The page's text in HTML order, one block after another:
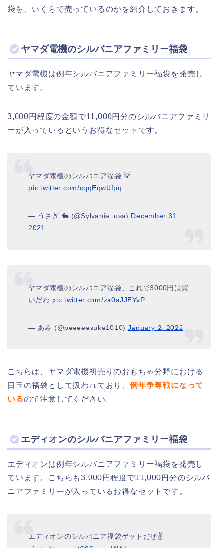
袋を、いくらで売っているのかを紹介しておきます。
ヤマダ電機のシルバニアファミリー福袋
ヤマダ電機は例年シルバニアファミリー福袋を発売し
ています。
3,000円程度の金額で11,000円分のシルバニアファミリ
ーが入っているというお得なセットです。
ヤマダ電機のシルバニア福袋 💡
pic.twitter.com/cqqEqwUfpq
— うさぎ 🐇 (@Sylvania_usa) December 31,
2021
ヤマダ電機のシルバニア福袋、これで3000円は買
いだわ pic.twitter.com/za0aJJEYvP
— あみ (@peeeeesuke1010) January 2, 2022
こちらは、ヤマダ電機初売りのおもちゃ分野における
目玉の福袋として扱われており、 例年争奪戦になって
いるので注意してください。
エディオンのシルバニアファミリー福袋
エディオンは例年シルバニアファミリー福袋を発売し
ています。こちらも3,000円程度で11,000円分のシルバ
ニアファミリーが入っているお得なセットです。
エディオンのシルバニア福袋ゲットだぜ✌️